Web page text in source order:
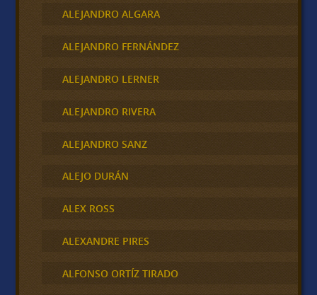
ALEJANDRO ALGARA
ALEJANDRO FERNÁNDEZ
ALEJANDRO LERNER
ALEJANDRO RIVERA
ALEJANDRO SANZ
ALEJO DURÁN
ALEX ROSS
ALEXANDRE PIRES
ALFONSO ORTÍZ TIRADO